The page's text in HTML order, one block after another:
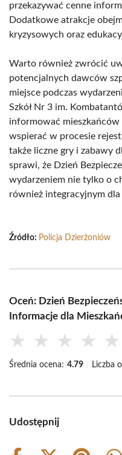
przekazywać cenne
Dodatkowe atrakcje
kryzysowych oraz
Warto również zwrócić
potencjalnych dawców
miejsce podczas
Szkół Nr 3 im.
informować
wspierać w procesie
także liczne gry i zabawy
sprawi, że Dzień
wydarzeniem nie tylko o
również integracyjnym dla
Źródło: Policja Dzierżoniów
Oceń: Dzień
Informacje dla
★ ★ ★ ★ ★
Średnia ocena: 4.79 Liczba
Udostępnij